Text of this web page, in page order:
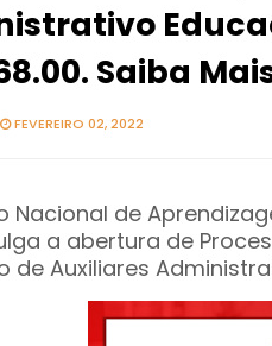
Saiba
FEVEREIRO 02, 2022
Nacional de
a abertura de
de Auxiliares